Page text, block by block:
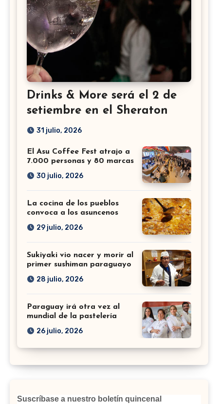
Drinks & More será el 2 de
setiembre en el Sheraton
31 julio, 2026
El Asu Coffee Fest atrajo a
7.000 personas y 80 marcas
30 julio, 2026
La cocina de los pueblos
convoca a los asuncenos
29 julio, 2026
Sukiyaki vio nacer y morir al
primer sushiman paraguayo
28 julio, 2026
Paraguay irá otra vez al
mundial de la pastelería
26 julio, 2026
Suscríbase a nuestro boletín quincenal